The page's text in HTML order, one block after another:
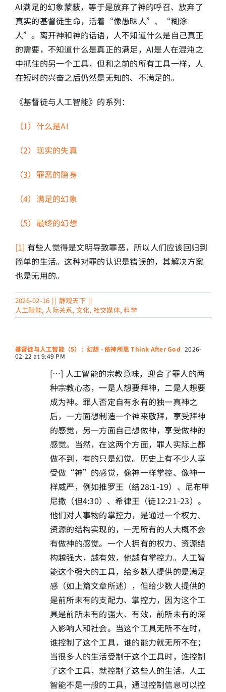
AI满足的幻象蒙蔽，等于是放弃了神的呼召、放弃了
真实的基督徒生命，活着“像愚昧人”、“糊涂
人”。离开神和神的话语，人不知道什么是自己真正
的需要，不知道什么是真正的满足，AI是人在混沌之
中抓住的另一个工具，但和之前的所有工具一样，人
在短时的兴奋之后仍然是无知的、不满足的。
《基督徒与人工智能》的系列：
（1）什么是AI
（2）现实的失真
（3）罪恶的隐身
（4）满足的幻象
（5）最终的幻想
[1] 有些人觉得是文明导致罪恶，所以人们应该回归到
简单的生活。这种对罪的认识是错误的，其解决方案
也是无用的。
2026-02-16 || 静观天下 ||
人工智能, 人际关系, 文化, 社交媒体,科学
基督徒与人工智能（5）：幻想 - 依神所思 Think After God 2026-
02-22 at 9:49 PM
[…] 人工智能的宗教意味，迎合了罪人的两
种宗教心态，一是人想要拜神，二是人想要
成为神。罪人否定自有永有的独一真神之
后，一方面想制造一个神来敬拜，享受拜神
的感觉，另一方面自己想做神，享受做神的
感觉。当然，在这两个方面，罪人实际上都
做不到，有的只是幻觉。历史上有不少人享
受做“神”的感觉，像神一样掌控、像神一
样威严，例如推罗王（结28:1-19）、尼布甲
尼撒（但4:30）、希律王（徒12:21-23）。
他们对人事物的掌控力，是通过一个权力、
资源的结构实现的，一无所有的人大概不会
有做神的感觉。一个人拥有的权力、资源结
构越强大，越有效，他越有掌控力。人工智
能这个强大的工具，给多数人提供的是满足
感（如上篇文章所述），但给少数人提供的
是前所未有的支配力、掌控力，因为这个工
具是前所未有的强大、有效，前所未有的深
入影响人和社会。当这个工具无所不在时，
谁控制了这个工具，谁的能力就无所不在；
当很多人的生活受制于这个工具时，谁控制
了这个工具，就控制了这些人的生活。人工
智能不是一般的工具，通过控制信息可以控